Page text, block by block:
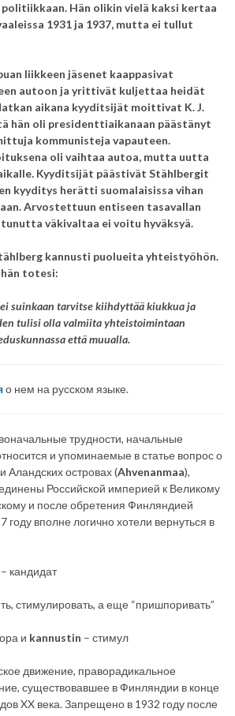
Hän olikin vielä kaksi kertaa
1931 ja 1937, mutta ei tullut
liikkeen jäsenet kaappasivat
autoon ja yrittivät kuljettaa heidät
aikana kyyditsijät moittivat K. J.
hän oli presidenttiaikanaan päästänyt
kommunisteja vapauteen.
oli vaihtaa autoa, mutta uutta
Kyyditsijät päästivät Stählbergit
kyyditys herätti suomalaisissa vihan
Arvostettuun entiseen tasavallan
väkivaltaa ei voitu hyväksyä.
kannusti puolueita yhteistyöhön.
hän totesi:
suinkaan tarvitse kiihdyttää kiukkua ja
tulisi olla valmiita yhteistoimintaan
että muualla.
о нем на русском языке.
трудности, начальные
и упоминаемые в статье вопрос о
островах (Ahvenanmaa),
Российской империей к Великому
и после обретения Финляндией
году вполне логично хотели вернуться в
кандидат
стимулировать, а еще “пришпоривать”
и kannustin – стимул
движение, праворадикальное
существовавшее в Финляндии в конце
XX века. Запрещено в 1932 году после